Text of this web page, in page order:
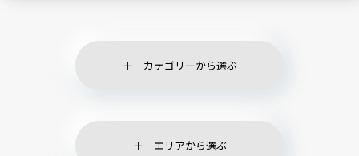
カテゴリーから選ぶ
エリアから選ぶ